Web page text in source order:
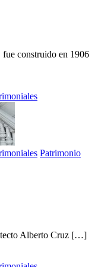
construido en 1906
Patrimonio
Alberto Cruz […]